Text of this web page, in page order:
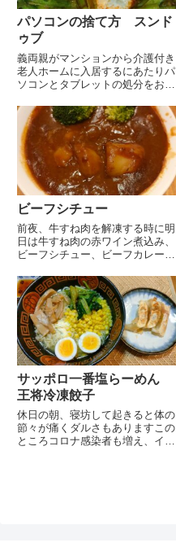
パソコンの捨て方 スンド
ゥブ
義両親がマンションから介護付き
老人ホームに入居するにあたりパ
ソコンとタブレットの処分をお願
初期化して回収業者に回収をお願
いしようと思っていますがなかな
かやる気になれずそのまま置いて
あります以前はサクサク出来て
い...
ビーフシチュー
前夜、牛すね肉を解凍する時に明
日は牛すね肉の赤ワイン煮込み、
ビーフシチュー、ビーフカレーの
と暫く考えてからビーフシチュ
ー という答えでしたジップロッ
クにスネ肉と赤ワインとセロリの
葉を入れて、漬け込んでおきまし
た...
サッポロ一番塩らーめん
王将冷凍餃子
休日の朝、寝坊して起きると体の
節々が痛くダルさもありますこの
ところコロナ感染者も増え、イン